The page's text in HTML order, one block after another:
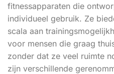
fitnessapparaten die
individueel gebruik. Ze
scala aan
voor mensen die graag
zonder dat ze veel ruimte
zijn verschillende